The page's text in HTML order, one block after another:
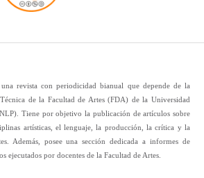
una revista con periodicidad bianual que depende de la
de la Facultad de Artes (FDA) de la Universidad
Tiene por objetivo la publicación de artículos sobre
artísticas, el lenguaje, la producción, la crítica y la
Además, posee una sección dedicada a informes de
ejecutados por docentes de la Facultad de Artes.